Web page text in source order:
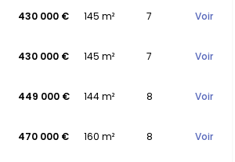
430 000 € 145 m² 7 Voir
430 000 € 145 m² 7 Voir
449 000 € 144 m² 8 Voir
470 000 € 160 m² 8 Voir